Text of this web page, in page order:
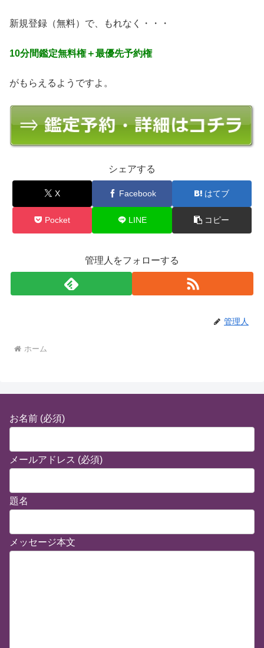
新規登録（無料）で、もれなく・・・
10分間鑑定無料権＋最優先予約権
がもらえるようですよ。
シェアする
X Facebook はてブ
Pocket LINE コピー
管理人をフォローする
管理人
ホーム
お名前 (必須)
メールアドレス (必須)
題名
メッセージ本文